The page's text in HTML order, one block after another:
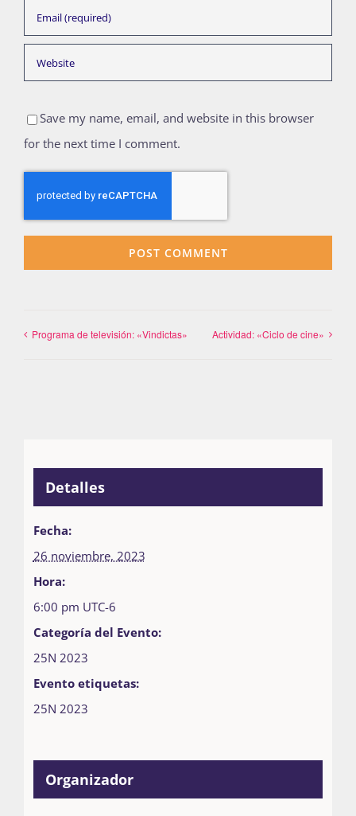
Save my name, email, and website in this browser
for the next time I comment.
Programa de televisión: «Vindictas» Actividad: «Ciclo de cine»
Detalles
Fecha:
26 noviembre, 2023
Hora:
6:00 pm UTC-6
Categoría del Evento:
25N 2023
Evento etiquetas:
25N 2023
Organizador